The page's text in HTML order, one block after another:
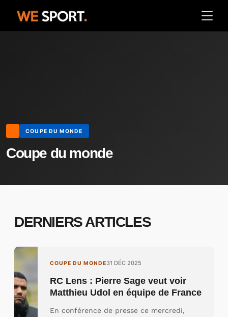
COUPE DU MONDE
Coupe du monde
DERNIERS ARTICLES
COUPE DU MONDE31 DÉC 2025
RC Lens : Pierre Sage veut voir
Matthieu Udol en équipe de France
En conférence de presse ce mercredi,